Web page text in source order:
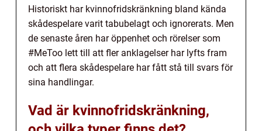
Historiskt har kvinnofridskränkning bland kända
skådespelare varit tabubelagt och ignorerats. Men
de senaste åren har öppenhet och rörelser som
#MeToo lett till att fler anklagelser har lyfts fram
och att flera skådespelare har fått stå till svars för
sina handlingar.
Vad är kvinnofridskränkning,